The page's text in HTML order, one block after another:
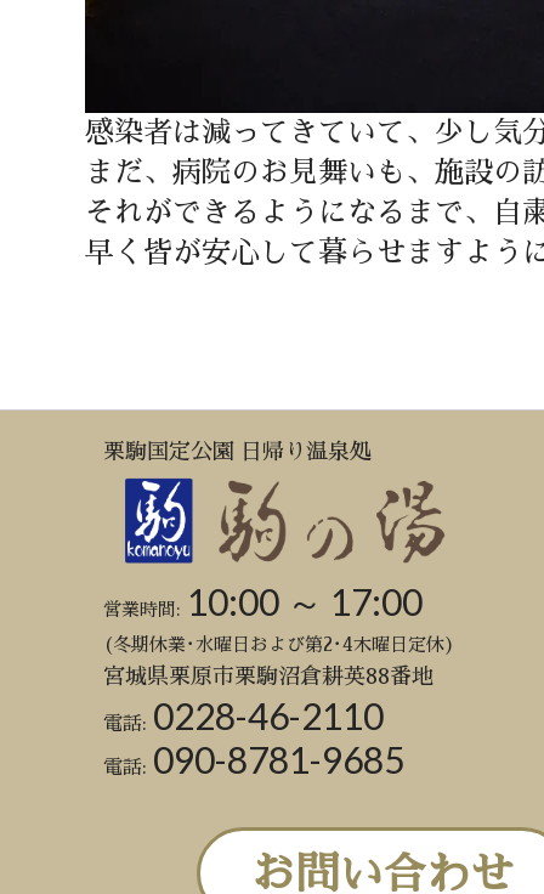
感染者は減ってきていて、少し気
まだ、病院のお見舞いも、施設の
それができるようになるまで、自
早く皆が安心して暮らせますよう
栗駒国定公園 日帰り温泉処
営業時間: 10:00 ～ 17:00
(冬期休業･水曜日および第2･4木曜日定休)
宮城県栗原市栗駒沼倉耕英88番地
電話: 0228-46-2110
電話: 090-8781-9685
お問い合わせ